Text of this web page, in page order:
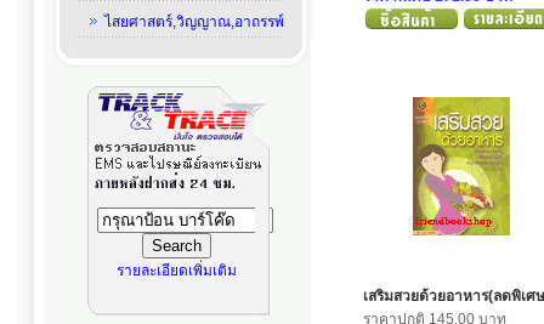
ไสยศาสตร์,วิญญาณ,อาถรรพ์
รายละเอียดเพิ่มเติม
เสริมสวยด้วยอาหาร(ลดพิเศ
ราคาปกติ 145.00 บาท